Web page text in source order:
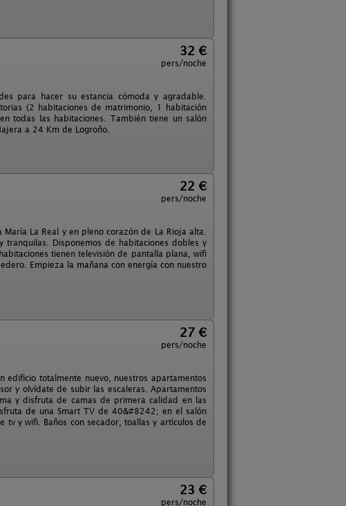
32 €
pers/noche
para hacer su estancia cómoda y agradable.
(2 habitaciones de matrimonio, 1 habitación
todas las habitaciones. También tiene un salón
a 24 Km de Logroño.
22 €
pers/noche
La Real y en pleno corazón de La Rioja alta.
Disponemos de habitaciones dobles y
tienen televisión de pantalla plana, wifi
Empieza la mañana con energía con nuestro
27 €
pers/noche
totalmente nuevo, nuestros apartamentos
y olvídate de subir las escaleras. Apartamentos
y disfruta de camas de primera calidad en las
de una Smart TV de 40&#8242; en el salón
tv y wifi. Baños con secador, toallas y artículos de
23 €
pers/noche